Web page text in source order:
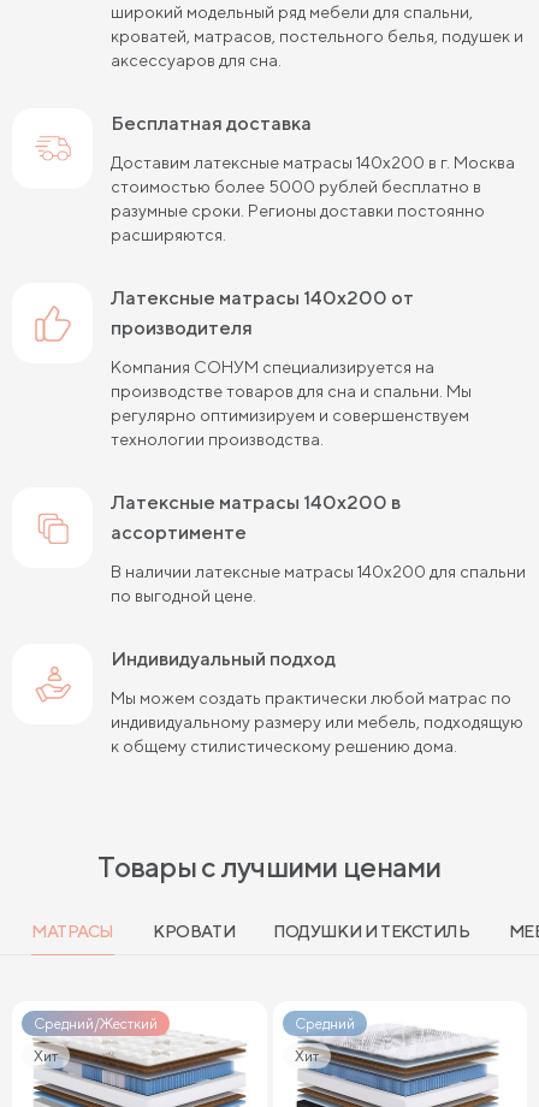
Пружинные матрасы 120 см
Пружинные матрасы 160 см
Пружинные матрасы 180 см Жесткие матрасы 90х200
Пружинные матрасы 80х190 см
Пружинные матрасы 90х200 см
Жесткие матрасы 180х200
Пружинные матрасы 120х200 см
Пружинные матрасы 140х200 см
Пружинные матрасы 160х200 см
Мягкие матрасы 160х200
Пружинные матрасы 180х200 см Матрасы в скрутке
Пружинные матрасы 200х200 см
Жесткие матрасы шириной 160 см
Матрасы средней жесткости 140х200
широкий модельный ряд мебели для спальни,
кроватей, матрасов, постельного белья, подушек и
аксессуаров для сна.
Бесплатная доставка
Доставим латексные матрасы 140х200 в г. Москва
стоимостью более 5000 рублей бесплатно в
разумные сроки. Регионы доставки постоянно
расширяются.
латексные матрасы 140х200 от
производителя
Компания СОНУМ специализируется на
производстве товаров для сна и спальни. Мы
регулярно оптимизируем и совершенствуем
технологии производства.
латексные матрасы 140х200 в
ассортименте
В наличии латексные матрасы 140х200 для спальни
по выгодной цене.
Индивидуальный подход
Мы можем создать практически любой матрас по
индивидуальному размеру или мебель, подходящую
к общему стилистическому решению дома.
Товары с лучшими ценами
МАТРАСЫ КРОВАТИ ПОДУШКИ И ТЕКСТИЛЬ
Средний/Жесткий
Хит
Средний
Хит